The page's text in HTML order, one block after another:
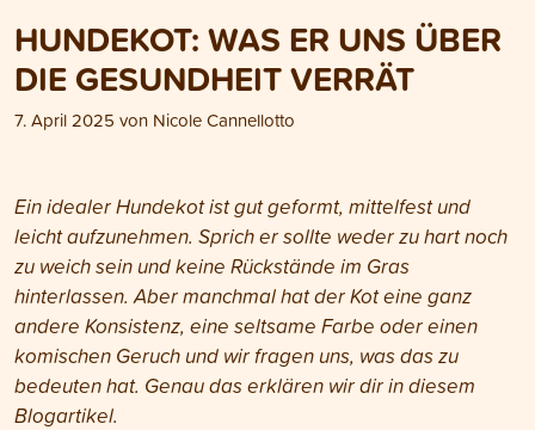
HUNDEKOT: WAS ER UNS ÜBER
DIE GESUNDHEIT VERRÄT
7. April 2025 von Nicole Cannellotto
Ein idealer Hundekot ist gut geformt, mittelfest und
leicht aufzunehmen. Sprich er sollte weder zu hart noch
zu weich sein und keine Rückstände im Gras
hinterlassen. Aber manchmal hat der Kot eine ganz
andere Konsistenz, eine seltsame Farbe oder einen
komischen Geruch und wir fragen uns, was das zu
bedeuten hat. Genau das erklären wir dir in diesem
Blogartikel.